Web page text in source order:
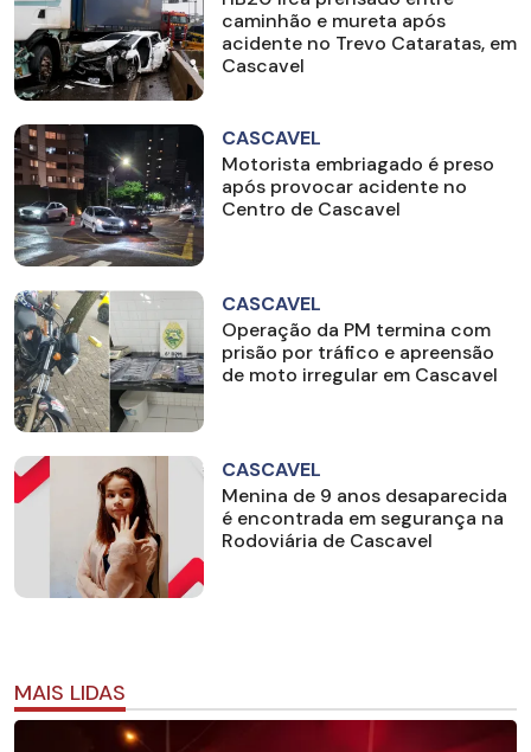
caminhão e mureta após
acidente no Trevo Cataratas, em
Cascavel
CASCAVEL
Motorista embriagado é preso
após provocar acidente no
Centro de Cascavel
CASCAVEL
Operação da PM termina com
prisão por tráfico e apreensão
de moto irregular em Cascavel
CASCAVEL
Menina de 9 anos desaparecida
é encontrada em segurança na
Rodoviária de Cascavel
MAIS LIDAS